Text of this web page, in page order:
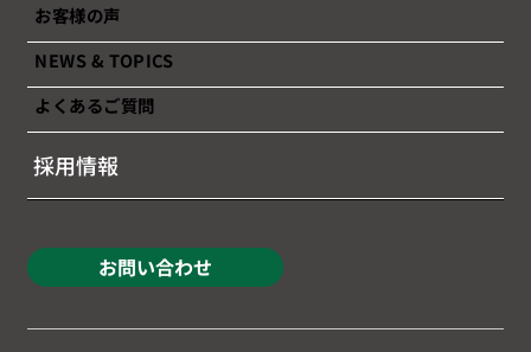
お客様の声
NEWS & TOPICS
よくあるご質問
採用情報
お問い合わせ